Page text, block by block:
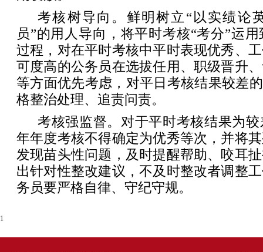
考核树导向。鲜明树立“以实绩论
员”的用人导向，将平时考核“考分”运
过程，对在平时考核中平时表现优秀、
可度高的公务员在选拔任用、职级晋升
等方面优先考虑，对平日考核结果较差
格整治处理、追责问责。
考核强监督。对于平时考核结果为
年年度考核不得确定为优秀等次，并将
发现苗头性问题，及时提醒帮助、咬耳
出针对性整改建议，不及时整改者调整
务员要严格自律、守纪守规。
1